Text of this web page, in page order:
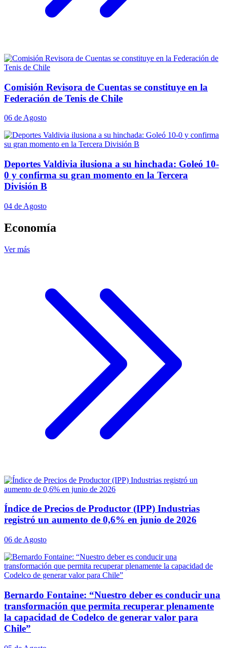
Comisión Revisora de Cuentas se constituye en la
Federación de Tenis de Chile
06 de Agosto
Deportes Valdivia ilusiona a su hinchada: Goleó 10-
0 y confirma su gran momento en la Tercera
División B
04 de Agosto
Economía
Ver más
Índice de Precios de Productor (IPP) Industrias
registró un aumento de 0,6% en junio de 2026
06 de Agosto
Bernardo Fontaine: “Nuestro deber es conducir una
transformación que permita recuperar plenamente
la capacidad de Codelco de generar valor para
Chile”